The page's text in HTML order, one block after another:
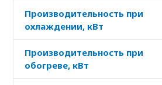
Производительность при
охлаждении, кВт
Производительность при
обогреве, кВт